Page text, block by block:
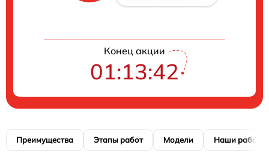
Конец акции
01:13:41
Преимущества Этапы работ Модели Наши работы